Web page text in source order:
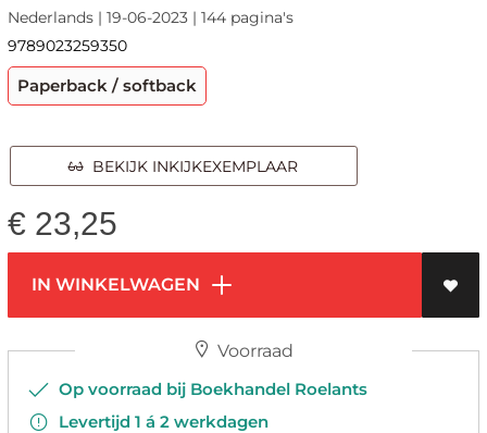
Nederlands | 19-06-2023 | 144 pagina's
9789023259350
Paperback / softback
BEKIJK INKIJKEXEMPLAAR
€ 23,25
IN WINKELWAGEN
Voorraad
Op voorraad bij Boekhandel Roelants
Levertijd 1 á 2 werkdagen